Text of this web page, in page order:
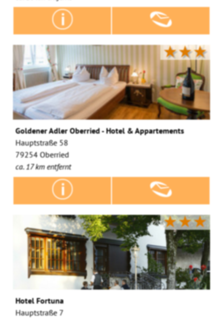
★★★
Goldener Adler Oberried - Hotel & Appartements
Hauptstraße 58
79254 Oberried
ca. 17 km entfernt
★★★
Hotel Fortuna
Hauptstraße 7